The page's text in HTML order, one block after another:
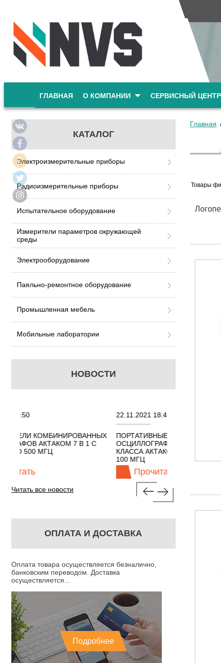
ГЛАВНАЯ О КОМПАНИИ СЕРВИСНЫЙ ЦЕНТР
КАТАЛОГ
Электроизмерительные приборы
Радиоизмерительные приборы
Испытательное оборудование
Измерители параметров окружающей
среды
Электрооборудование
Паяльно-ремонтное оборудование
Промышленная мебель
Мобильные лаборатории
НОВОСТИ
ПОРТАТИВНЫЕ КОМБИНИРОВАННЫЕ
ОСЦИЛЛОГРАФЫ ЭКОНОМНОГО
КЛАССА АКТАКОМ "3 В 1" С ПОЛОСОЙ
Читать все новости
ОПЛАТА И ДОСТАВКА
Оплата товара осуществляется безналично,
банковским переводом. Доставка
осуществляется...
Подробнее
Главная
Товары